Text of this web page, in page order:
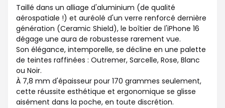
Taillé dans un alliage d'aluminium (de qualité
aérospatiale !) et auréolé d'un verre renforcé dernière
génération (Ceramic Shield), le boîtier de l'iPhone 16
dégage une aura de robustesse rarement vue.
Son élégance, intemporelle, se décline en une palette
de teintes raffinées : Outremer, Sarcelle, Rose, Blanc
ou Noir.
À 7,8 mm d'épaisseur pour 170 grammes seulement,
cette réussite esthétique et ergonomique se glisse
aisément dans la poche, en toute discrétion.